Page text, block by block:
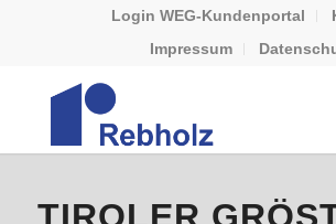
Login WEG-Kundenportal
Impressum